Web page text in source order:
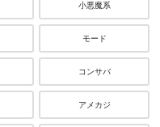
小悪魔系
モード
コンサバ
アメカジ